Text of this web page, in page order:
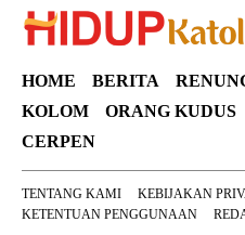
HOME BERITA
KOLOM
ORANG KUDUS
CERPEN
TENTANG KAMI
KEBIJAKAN
KETENTUAN PENGGUNAAN